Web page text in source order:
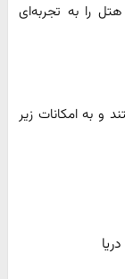
را به تجربه‌ای
و به امکانات زیر